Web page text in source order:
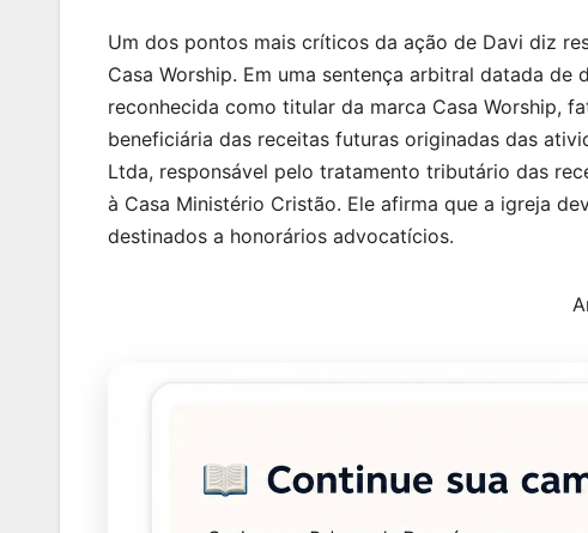
Um dos pontos mais críticos da ação de Davi diz
Casa Worship. Em uma sentença arbitral datada
reconhecida como titular da marca Casa Worship,
beneficiária das receitas futuras originadas das
Ltda, responsável pelo tratamento tributário das
à Casa Ministério Cristão. Ele afirma que a igreja
destinados a honorários advocatícios.